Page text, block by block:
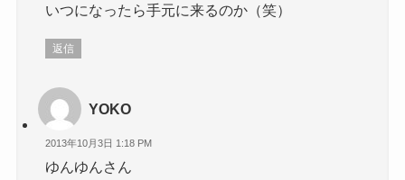
いつになったら手元に来るのか（笑）
返信
YOKO
2013年10月3日 1:18 PM
ゆんゆんさん